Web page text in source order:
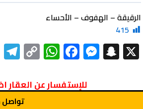
الرقيقة – الهفوف – الأحساء
415
X
Snapchat
Messenger
Facebook
Copy
Link
للإستفسار عن العقار
تواصل